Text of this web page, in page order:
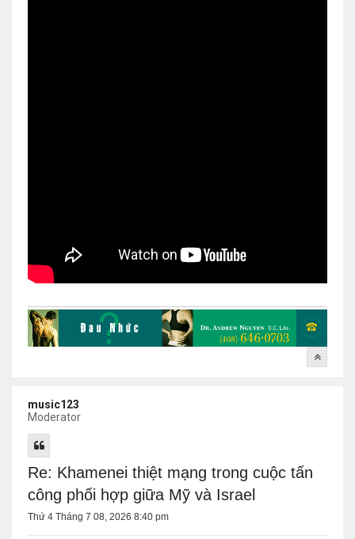
music123
Moderator
Re: Khamenei thiệt mạng trong cuộc tấn
công phối hợp giữa Mỹ và Israel
Thứ 4 Tháng 7 08, 2026 8:40 pm